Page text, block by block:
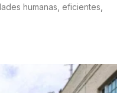
humanas, eficientes,